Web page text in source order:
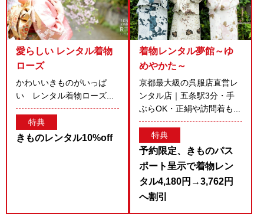
愛らしい レンタル着物
ローズ
かわいいきものがいっぱ
い レンタル着物ローズ...
特典
きものレンタル10%off
着物レンタル夢館～ゆ
めやかた～
京都最大級の呉服店直営レ
ンタル店｜五条駅3分・手
ぶらOK・正絹や訪問着も...
特典
予約限定、きものパス
ポート呈示で着物レン
タル4,180円→3,762円
へ割引